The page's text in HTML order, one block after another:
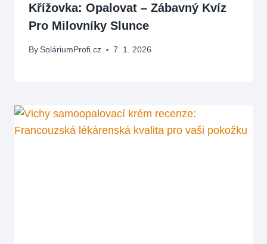
Křížovka: Opalovat – Zábavný Kvíz
Pro Milovníky Slunce
By SoláriumProfi.cz 7. 1. 2026